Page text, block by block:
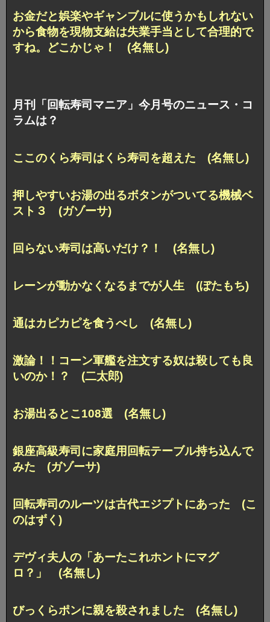
お金だと娯楽やギャンブルに使うかもしれない
から食物を現物支給は失業手当として合理的で
すね。どこかじゃ！ (名無し)
月刊「回転寿司マニア」今月号のニュース・コ
ラムは？
ここのくら寿司はくら寿司を超えた (名無し)
押しやすいお湯の出るボタンがついてる機械ベ
スト３ (ガゾーサ)
回らない寿司は高いだけ？！ (名無し)
レーンが動かなくなるまでが人生 (ぼたもち)
通はカピカピを食うべし (名無し)
激論！！コーン軍艦を注文する奴は殺しても良
いのか！？ (二太郎)
お湯出るとこ108選 (名無し)
銀座高級寿司に家庭用回転テーブル持ち込んで
みた (ガゾーサ)
回転寿司のルーツは古代エジプトにあった (こ
のはずく)
デヴィ夫人の「あーたこれホントにマグ
ロ？」 (名無し)
びっくらポンに親を殺されました (名無し)